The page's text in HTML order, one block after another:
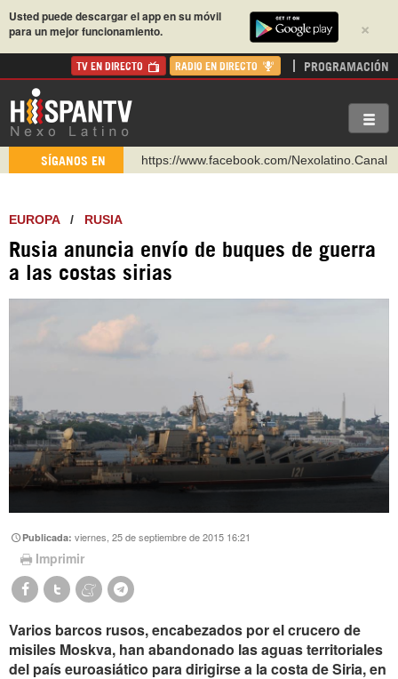
×
Usted puede descargar el app en su móvil
para un mejor funcionamiento.
TV EN DIRECTO RADIO EN DIRECTO PROGRAMACIÓN
SÍGANOS EN
https://www.facebook.com/Nexolatino.Canal
https://t.me/hispantvcanal
https://urmedium.com/c/hispantv
EUROPA/ RUSIA
Rusia anuncia envío de buques de guerra
a las costas sirias
Publicada:viernes, 25 de septiembre de 2015 16:21
Imprimir
Varios barcos rusos, encabezados por el crucero de
misiles Moskva, han abandonado las aguas territoriales
del país euroasiático para dirigirse a la costa de Siria, en